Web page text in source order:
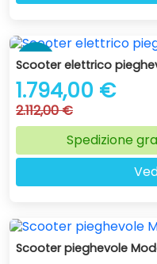
-15 %
Scooter elettrico
1.794,00 €
2.112,00 €
Spedizione
Scooter pieghevole